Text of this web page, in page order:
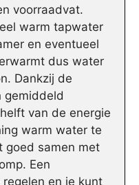
voorraadvat.
warm tapwater
en eventueel
dus water
Dankzij de
gemiddeld
van de energie
warm water te
goed samen met
Een
en je kunt